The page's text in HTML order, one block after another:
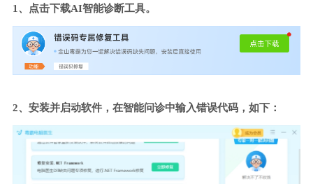
1、点击下载AI智能诊断工具。
2、安装并启动软件，在智能问诊中输入错误代码，如下：